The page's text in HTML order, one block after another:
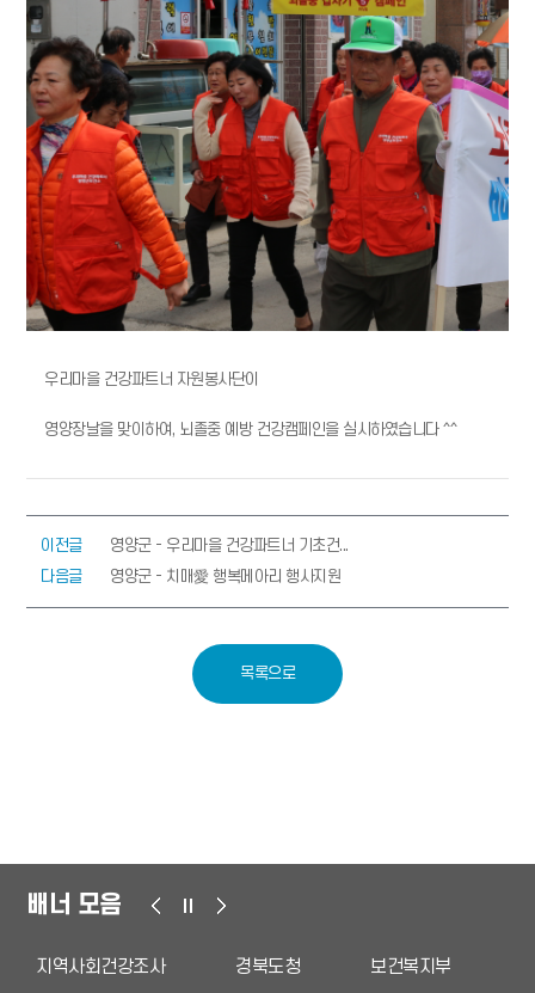
우리마을 건강파트너 자원봉사단이
영양장날을 맞이하여, 뇌졸중 예방 건강캠페인을 실시하였습니다 ^^
이전글
영양군 - 우리마을 건강파트너 기초건...
다음글
영양군 - 치매愛 행복메아리 행사지원
목록으로
배너 모음
지역사회건강조사 경북도청 보건복지부